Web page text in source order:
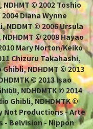
© 2002 Toshio
Diana Wynne
NDDMT © 2006 Ursula
© 2008 Hayao
Mary Norton/Keiko
Chizuru Takahashi,
NDHDMT © 2013
© 2013 Isao
NDHDMTK © 2014
Ghibli, NDHDMTK ©
Not Productions - Arte
- Belvision - Nippon